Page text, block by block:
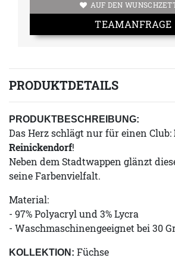
AUF DEN
TEAMANFRAGE
PRODUKTDETAILS
PRODUKTBESCHREIBUNG:
Das Herz schlägt nur für einen Club:
Reinickendorf!
Neben dem Stadtwappen glänzt
seine Farbenvielfalt.
Material:
- 97% Polyacryl und 3% Lycra
- Waschmaschinengeeignet bei 30
KOLLEKTION: Füchse